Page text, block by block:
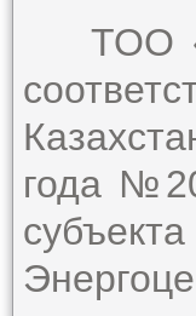
ТОО
года